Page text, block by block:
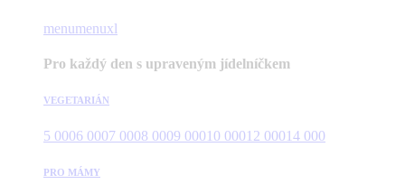
menumenuxl
Pro každý den s upraveným jídelníčkem
VEGETARIÁN
5 0006 0007 0008 0009 00010 00012 00014 000
PRO MÁMY